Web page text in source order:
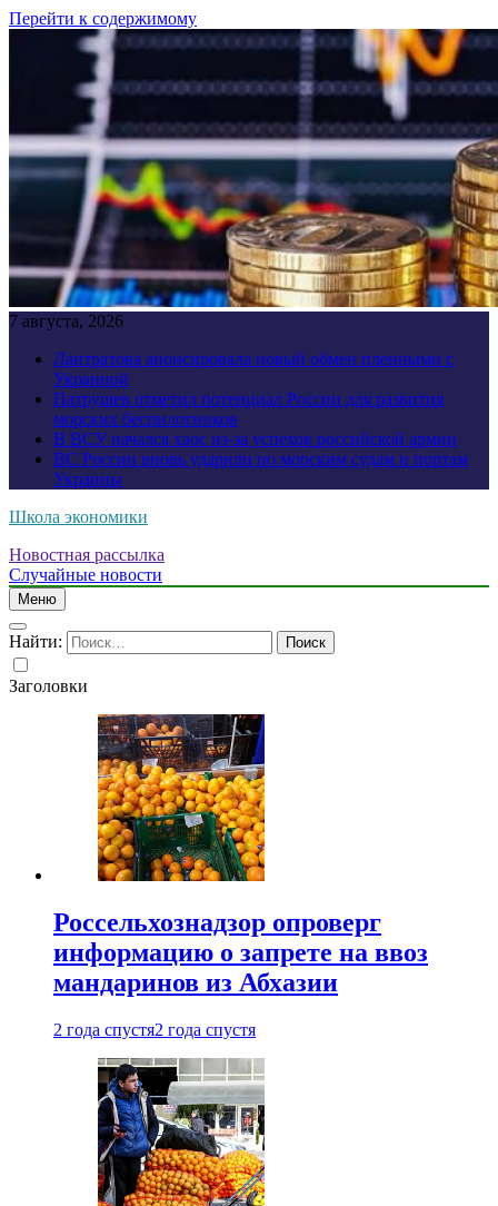
Перейти к содержимому
7 августа, 2026
Лантратова анонсировала новый обмен пленными с
Украиной
Патрушев отметил потенциал России для развития
морских беспилотников
В ВСУ начался хаос из-за успехов российской армии
ВС России вновь ударили по морским судам и портам
Украины
Школа экономики
Новостная рассылка
Случайные новости
Меню
Найти:
Заголовки
Россельхознадзор опроверг
информацию о запрете на ввоз
мандаринов из Абхазии
2 года спустя2 года спустя